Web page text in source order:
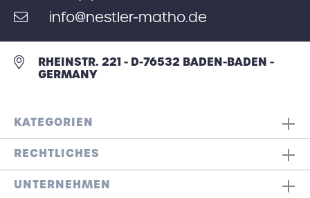
info@nestler-matho.de
RHEINSTR. 221 - D-76532 BADEN-BADEN -
GERMANY
KATEGORIEN
RECHTLICHES
UNTERNEHMEN